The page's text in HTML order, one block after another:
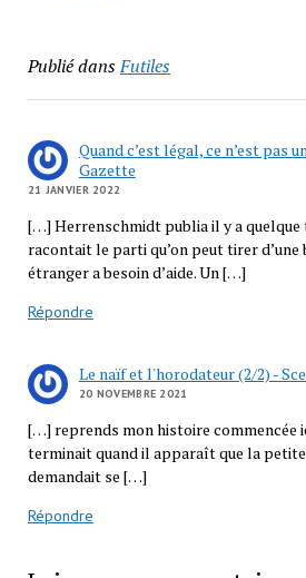
Publié dansFutiles
Quand c’est légal, ce n’est pas
Gazette
21 JANVIER 2022
[…] Herrenschmidt publia il y a quelque
racontait le parti qu’on peut tirer d’une
étranger a besoin d’aide. Un […]
Répondre
Le naïf et l'horodateur (2/2) -
20 NOVEMBRE 2021
[…] reprends mon histoire commencée
terminait quand il apparaît que la petite
demandait se […]
Répondre